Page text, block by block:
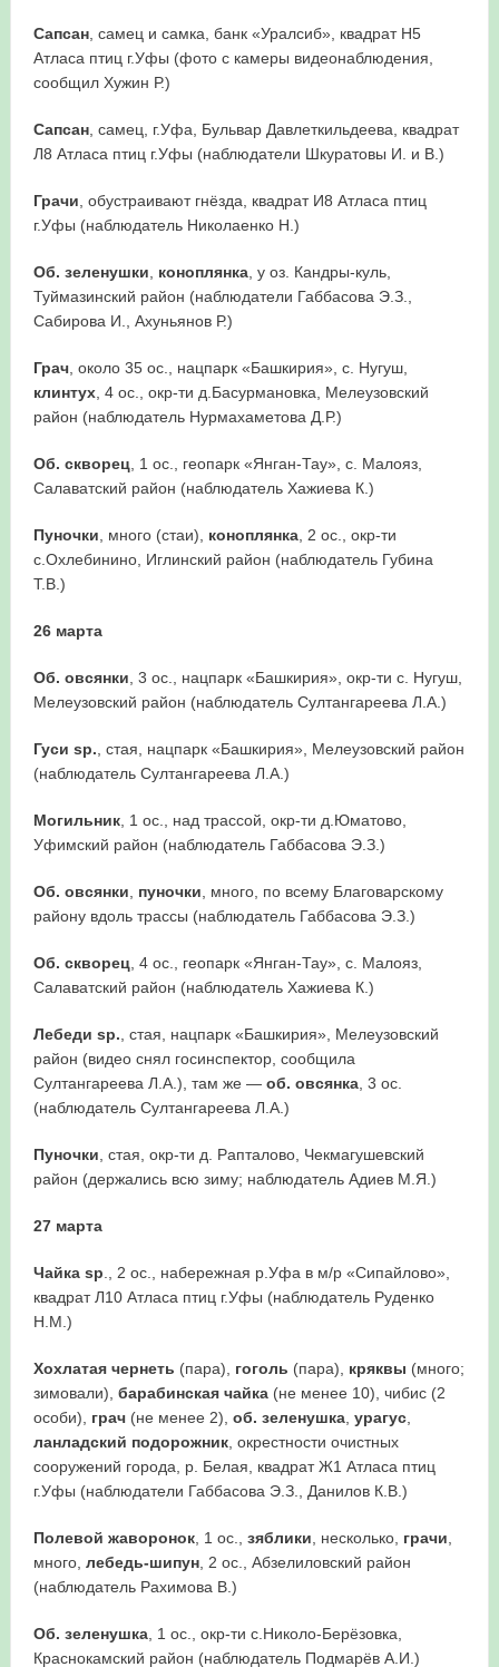
Сапсан, самец и самка, банк «Уралсиб», квадрат Н5
Атласа птиц г.Уфы (фото с камеры видеонаблюдения,
сообщил Хужин Р.)
Сапсан, самец, г.Уфа, Бульвар Давлеткильдеева, квадрат
Л8 Атласа птиц г.Уфы (наблюдатели Шкуратовы И. и В.)
Грачи , обустраивают гнёзда, квадрат И8 Атласа птиц
г.Уфы (наблюдатель Николаенко Н.)
Об. зеленушки коноплянка, у оз. Кандры-куль,
Туймазинский район (наблюдатели Габбасова Э.З.,
Сабирова И., Ахуньянов Р.)
Грач, около 35 ос., нацпарк «Башкирия», с. Нугуш,
клинтух, 4 ос., окр-ти д.Басурмановка, Мелеузовский
район (наблюдатель Нурмахаметова Д.Р.)
Об. скворец, 1 ос., геопарк «Янган-Тау», с. Малояз,
Салаватский район (наблюдатель Хажиева К.)
Пуночки , много (стаи), коноплянка, 2 ос., окр-ти
с.Охлебинино, Иглинский район (наблюдатель Губина
Т.В.)
26 марта
Об. овсянки , 3 ос., нацпарк «Башкирия», окр-ти с. Нугуш,
Мелеузовский район (наблюдатель Султангареева Л.А.)
Гуси sp. , стая, нацпарк «Башкирия», Мелеузовский район
(наблюдатель Султангареева Л.А.)
Могильник, 1 ос., над трассой, окр-ти д.Юматово,
Уфимский район (наблюдатель Габбасова Э.З.)
Об. овсянки пуночки , много, по всему Благоварскому
району вдоль трассы (наблюдатель Габбасова Э.З.)
Об. скворец, 4 ос., геопарк «Янган-Тау», с. Малояз,
Салаватский район (наблюдатель Хажиева К.)
Лебеди sp. , стая, нацпарк «Башкирия», Мелеузовский
район (видео снял госинспектор, сообщила
Султангареева Л.А.), там же — об. овсянка, 3 ос.
(наблюдатель Султангареева Л.А.)
Пуночки , стая, окр-ти д. Рапталово, Чекмагушевский
район (держались всю зиму; наблюдатель Адиев М.Я.)
27 марта
Чайка sp ., 2 ос., набережная р.Уфа в м/р «Сипайлово»,
квадрат Л10 Атласа птиц г.Уфы (наблюдатель Руденко
Н.М.)
Хохлатая чернеть (пара), гоголь (пара), кряквы (много;
зимовали), барабинская чайка(не менее 10), чибис (2
особи), грач(не менее 2), об. зеленушка, урагус,
ланладский подорожник, окрестности очистных
сооружений города, р. Белая, квадрат Ж1 Атласа птиц
г.Уфы (наблюдатели Габбасова Э.З., Данилов К.В.)
Полевой жаворонок, 1 ос., зяблики , несколько, грачи
много, лебедь-шипун, 2 ос., Абзелиловский район
(наблюдатель Рахимова В.)
Об. зеленушка, 1 ос., окр-ти с.Николо-Берёзовка,
Краснокамский район (наблюдатель Подмарёв А.И.)